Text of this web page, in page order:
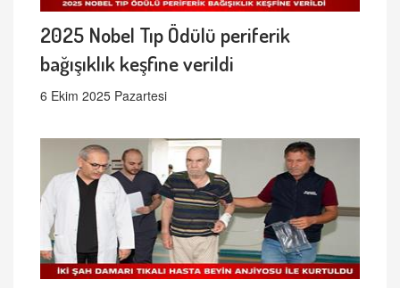
2025 Nobel Tıp Ödülü periferik
bağışıklık keşfine verildi
6 Ekim 2025 Pazartesi